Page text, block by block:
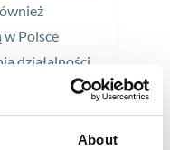
About
Polsce
działalności,